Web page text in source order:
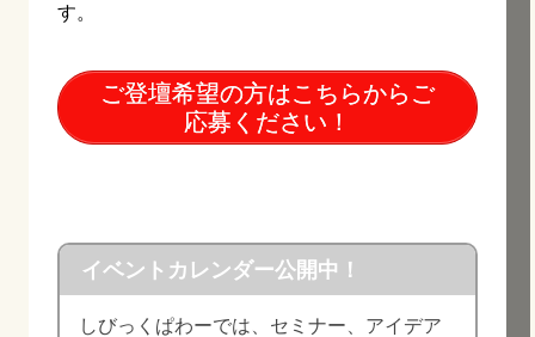
す。
ご登壇希望の方はこちらからご
応募ください！
イベントカレンダー公開中！
しびっくぱわーでは、セミナー、アイデア